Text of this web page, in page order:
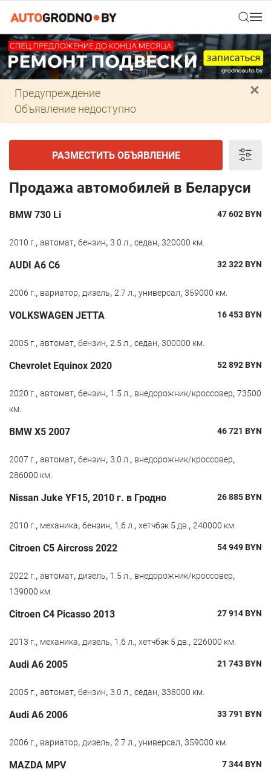
×
Предупреждение
Объявление недоступно
РАЗМЕСТИТЬ ОБЪЯВЛЕНИЕ
Продажа автомобилей в Беларуси
BMW 730 Li 47 602BYN
2010 г., автомат, бензин, 3.0 л., седан, 320000 км.
AUDI A6 C6 32 322BYN
2006 г., вариатор, дизель, 2.7 л., универсал, 359000 км.
VOLKSWAGEN JETTA 16 453BYN
2005 г., автомат, бензин, 2.5 л., седан, 300000 км.
Chevrolet Equinox 2020 52 892BYN
2020 г., автомат, бензин, 1.5 л., внедорожник/кроссовер, 73500
км.
BMW X5 2007 46 721 BYN
2007 г., автомат, бензин, 3.0 л., внедорожник/кроссовер,
286000 км.
Nissan Juke YF15, 2010 г. в Гродно 26 885BYN
2010 г., механика, бензин, 1,6 л., хетчбэк 5 дв., 240000 км.
Citroen С5 Aircross 2022 54 949BYN
2022 г., автомат, дизель, 1.5 л., внедорожник/кроссовер,
139000 км.
Citroen C4 Picasso 2013 27 914BYN
2013 г., механика, дизель, 1,6 л., хетчбэк 5 дв., 226000 км.
Audi A6 2005 21 743BYN
2005 г., автомат, бензин, 3.0 л., седан, 338000 км.
Audi A6 2006 33 791 BYN
2006 г., вариатор, дизель, 2.7 л., универсал, 359000 км.
MAZDA MPV 7 344BYN